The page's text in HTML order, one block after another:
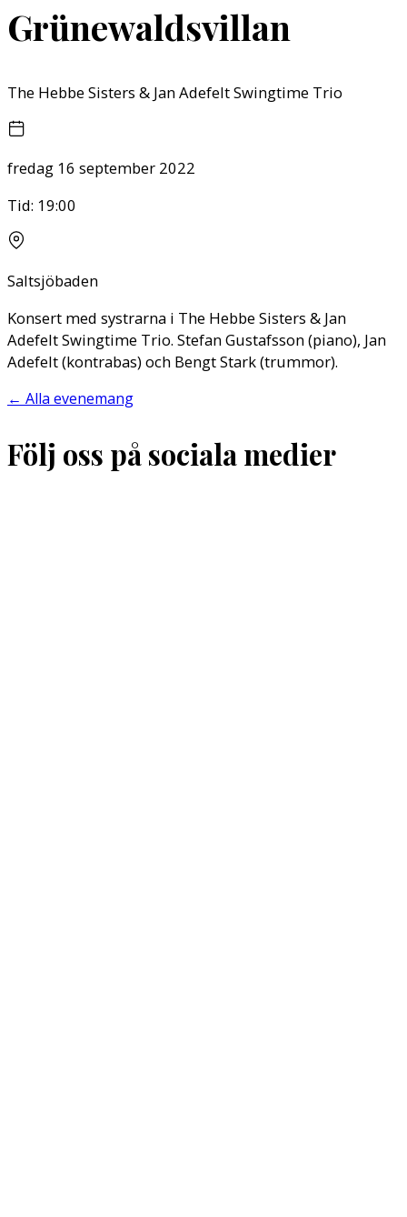
Grünewaldsvillan
The Hebbe Sisters & Jan Adefelt Swingtime Trio
fredag 16 september 2022
Tid: 19:00
Saltsjöbaden
Konsert med systrarna i The Hebbe Sisters & Jan
Adefelt Swingtime Trio. Stefan Gustafsson (piano), Jan
Adefelt (kontrabas) och Bengt Stark (trummor).
← Alla evenemang
Följ oss på sociala medier